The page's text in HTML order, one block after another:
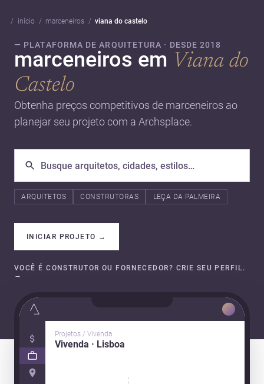
início marceneiros viana do castelo
— PLATAFORMA DE ARQUITETURA · DESDE 2018
marceneiros em Viana do
Castelo
Obtenha preços competitivos de marceneiros ao
planejar seu projeto com a Archsplace.
ARQUITETOS CONSTRUTORAS LEÇA DA PALMEIRA
INICIAR PROJETO →
VOCÊ É CONSTRUTOR OU FORNECEDOR? CRIE SEU PERFIL.
→
Projetos / Vivenda
Vivenda · Lisboa